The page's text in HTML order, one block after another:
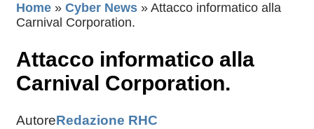
Home » Cyber News » Attacco informatico alla
Carnival Corporation.
Attacco informatico alla
Carnival Corporation.
AutoreRedazione RHC